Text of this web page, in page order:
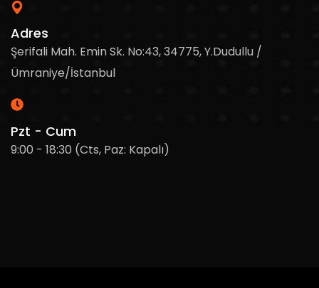
Adres
Şerifali Mah. Emin Sk. No:43, 34775, Y.Dudullu /
Ümraniye/İstanbul
Pzt - Cum
9:00 - 18:30 (Cts, Paz: Kapalı)